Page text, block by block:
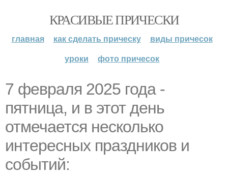
КРАСИВЫЕ ПРИЧЕСКИ
главная как сделать прическу
виды причесок
уроки
фото причесок
7 февраля 2025 года -
пятница, и в этот день
отмечается несколько
интересных праздников и
событий: